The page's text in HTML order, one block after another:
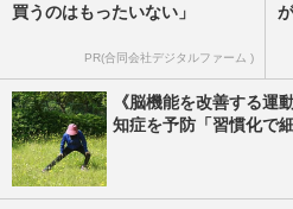
買うのはもったいない」
PR(合同会社デジタルファーム )
《脳機能を改善する運
知症を予防「習慣化で